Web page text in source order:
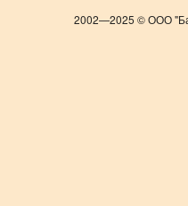
2002—2025 © ООО